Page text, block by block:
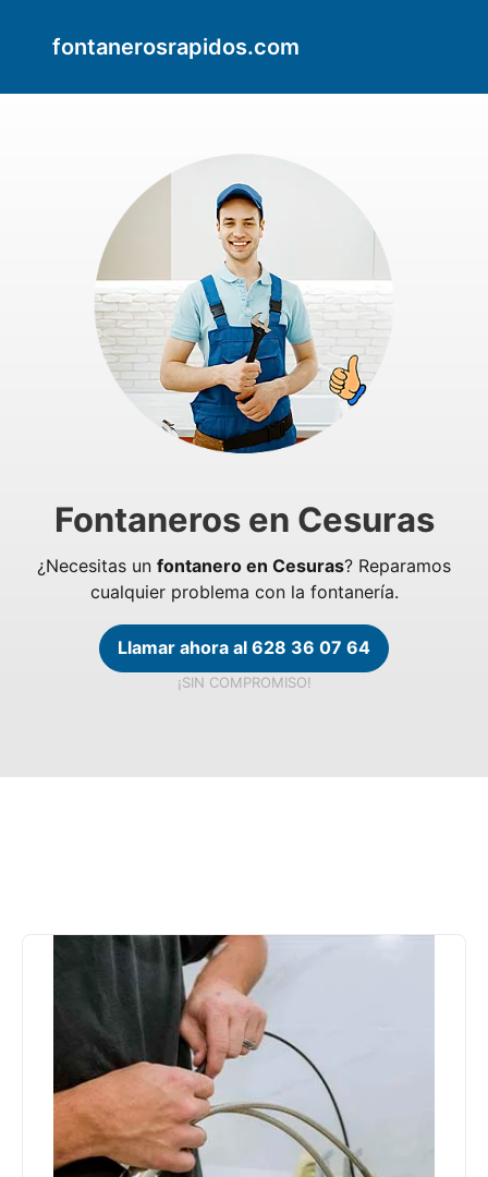
fontanerosrapidos.com
Fontaneros en Cesuras
¿Necesitas un fontanero en Cesuras? Reparamos
cualquier problema con la fontanería.
Llamar ahora al 628 36 07 64
¡SIN COMPROMISO!